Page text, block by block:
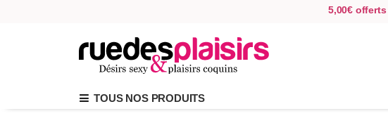
5,00€ offerts
TOUS NOS PRODUITS